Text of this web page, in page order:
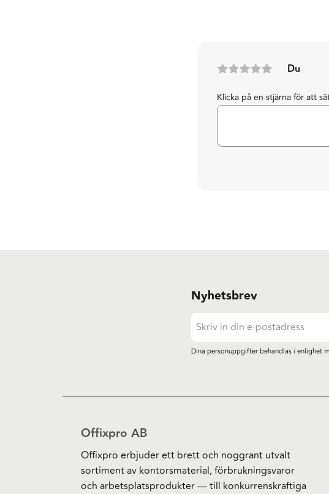
Du
Klicka på en stjärna för att
Nyhetsbrev
Dina personuppgifter behandlas i enlighet
Offixpro AB
Offixpro erbjuder ett brett och noggrant utvalt
sortiment av kontorsmaterial, förbrukningsvaror
och arbetsplatsprodukter — till konkurrenskraftiga